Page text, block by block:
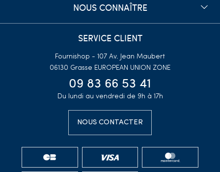
NOUS CONNAÎTRE
SERVICE CLIENT
Fournishop - 107 Av. Jean Maubert
06130 Grasse EUROPEAN UNION ZONE
09 83 66 53 41
Du lundi au vendredi de 9h à 17h
NOUS CONTACTER